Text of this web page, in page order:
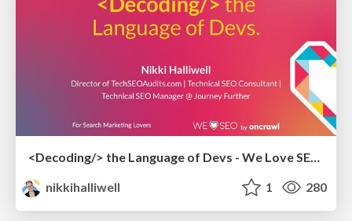
nikkihalliwell
1 280